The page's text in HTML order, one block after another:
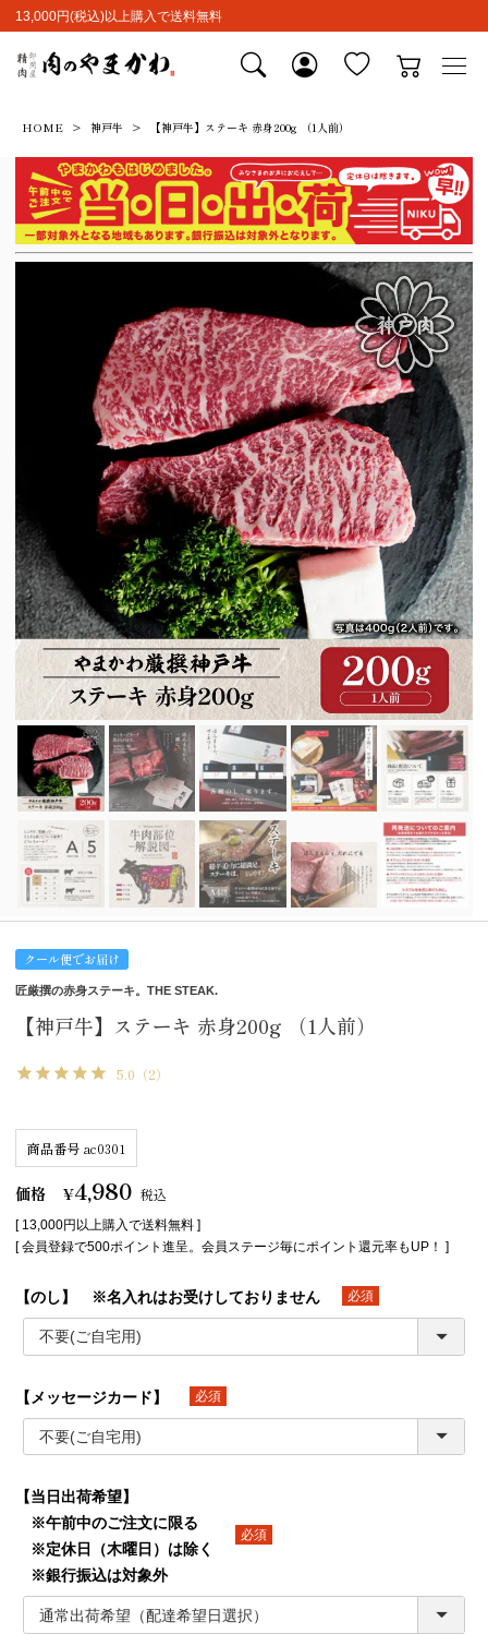
13,000円(税込)以上購入で送料無料
HOME 神戸牛 【神戸牛】ステーキ 赤身200g （1人前）
クール便でお届け
匠厳撰の赤身ステーキ。THE STEAK.
【神戸牛】ステーキ 赤身200g （1人前）
5.0 （2）
商品番号 ac0301
価格 ¥4,980 税込
[ 13,000円以上購入で送料無料 ]
[ 会員登録で500ポイント進呈。会員ステージ毎にポイント還元率もUP！ ]
【のし】 ※名入れはお受けしておりません
(必須)
【メッセージカード】
(必須)
【当日出荷希望】
※午前中のご注文に限る
※定休日（木曜日）は除く
※銀行振込は対象外